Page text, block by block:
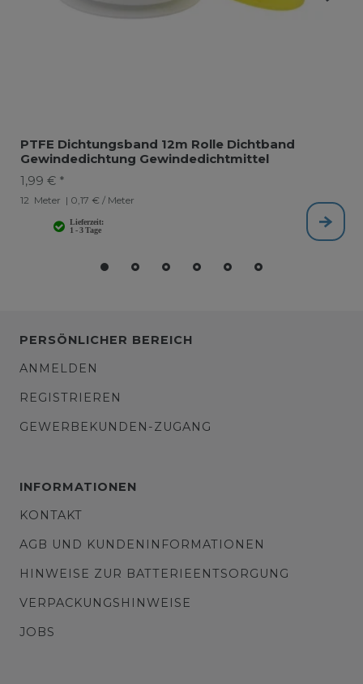
PTFE Dichtungsband 12m Rolle Dichtband
Gewindedichtung Gewindedichtmittel
1,99 € *
12 Meter | 0,17 € / Meter
PERSÖNLICHER BEREICH
ANMELDEN
REGISTRIEREN
GEWERBEKUNDEN-ZUGANG
INFORMATIONEN
KONTAKT
AGB UND KUNDENINFORMATIONEN
HINWEISE ZUR BATTERIEENTSORGUNG
VERPACKUNGSHINWEISE
JOBS